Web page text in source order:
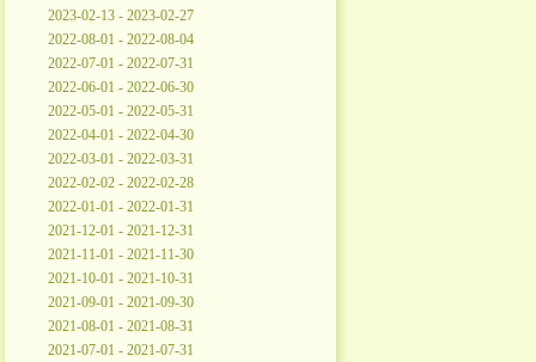
2023-02-13 - 2023-02-27
2022-08-01 - 2022-08-04
2022-07-01 - 2022-07-31
2022-06-01 - 2022-06-30
2022-05-01 - 2022-05-31
2022-04-01 - 2022-04-30
2022-03-01 - 2022-03-31
2022-02-02 - 2022-02-28
2022-01-01 - 2022-01-31
2021-12-01 - 2021-12-31
2021-11-01 - 2021-11-30
2021-10-01 - 2021-10-31
2021-09-01 - 2021-09-30
2021-08-01 - 2021-08-31
2021-07-01 - 2021-07-31